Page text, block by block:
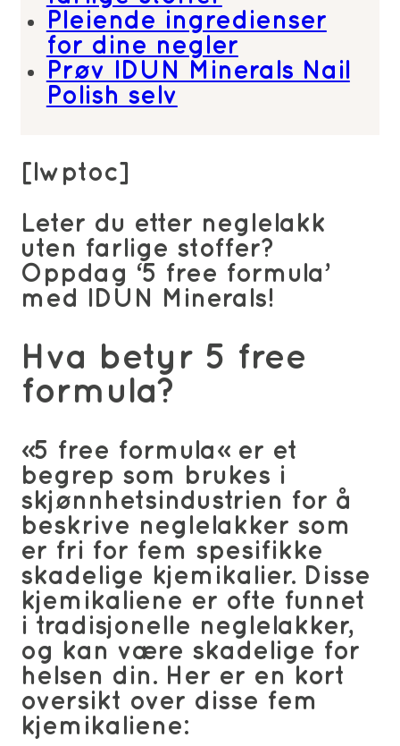
Pleiende ingredienser
for dine negler
Prøv IDUN Minerals Nail
Polish selv
[lwptoc]
Leter du etter neglelakk
uten farlige stoffer?
Oppdag ‘5 free formula’
med IDUN Minerals!
Hva betyr 5 free
formula?
«5 free formula» er et
begrep som brukes i
skjønnhetsindustrien for å
beskrive neglelakker som
er fri for fem spesifikke
skadelige kjemikalier. Disse
kjemikaliene er ofte funnet
i tradisjonelle neglelakker,
og kan være skadelige for
helsen din. Her er en kort
oversikt over disse fem
kjemikaliene: